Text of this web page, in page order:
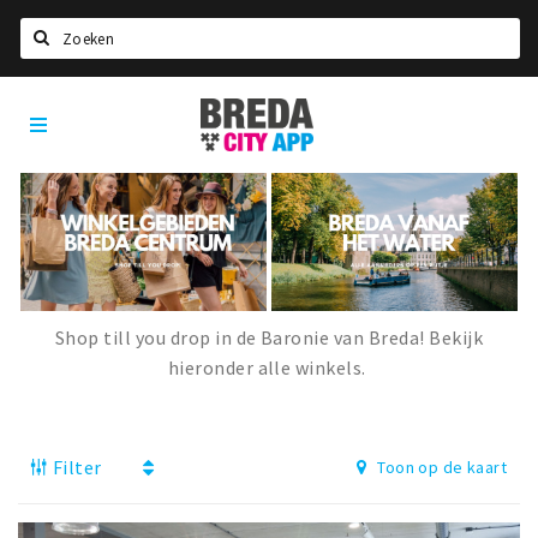
Home
Agenda
Deals
Party pics
Nieuws, interviews & blogs
Recreatief
Winkels
Breda
City
App
Shop till you drop in de Baronie van Breda! Bekijk
hieronder alle winkels.
Filter Toon op de kaart